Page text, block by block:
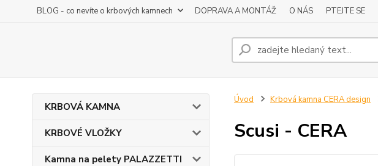
BLOG - co nevíte o krbových kamnech DOPRAVA A MONTÁŽ O NÁS PTEJTE SE
KRBOVÁ KAMNA
KRBOVÉ VLOŽKY
Kamna na pelety PALAZZETTI
Úvod Krbová kamna CERA design
Scusi - CERA